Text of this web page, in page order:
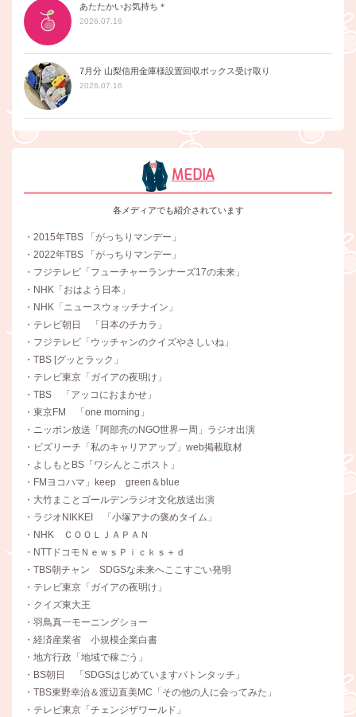
あたたかいお気持ち＊
2026.07.16
7月分 山梨信用金庫様設置回収ボックス受け取り
2026.07.16
MEDIA
各メディアでも紹介されています
・2015年TBS 「がっちりマンデー」
・2022年TBS 「がっちりマンデー」
・フジテレビ「フューチャーランナーズ17の未来」
・NHK「おはよう日本」
・NHK「ニュースウォッチナイン」
・テレビ朝日 「日本のチカラ」
・フジテレビ「ウッチャンのクイズやさしいね」
・TBS [グッとラック」
・テレビ東京「ガイアの夜明け」
・TBS 「アッコにおまかせ」
・東京FM 「one morning」
・ニッポン放送「阿部亮のNGO世界一周」ラジオ出演
・ビズリーチ「私のキャリアアップ」web掲載取材
・よしもとBS「ワシんとこポスト」
・FMヨコハマ」keep green＆blue
・大竹まことゴールデンラジオ文化放送出演
・ラジオNIKKEI 「小塚アナの褒めタイム」
・NHK ＣＯＯＬＪＡＰＡＮ
・NTTドコモＮｅｗｓＰｉｃｋｓ＋ｄ
・TBS朝チャン SDGSな未来へここすごい発明
・テレビ東京「ガイアの夜明け」
・クイズ東大王
・羽鳥真一モーニングショー
・経済産業省 小規模企業白書
・地方行政「地域で稼ごう」
・BS朝日 「SDGSはじめていますバトンタッチ」
・TBS東野幸治＆渡辺直美MC「その他の人に会ってみた」
・テレビ東京「チェンジザワールド」